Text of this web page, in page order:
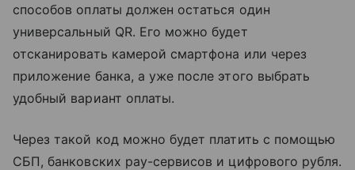
способов оплаты должен остаться один
универсальный QR. Его можно будет
отсканировать камерой смартфона или через
приложение банка, а уже после этого выбрать
удобный вариант оплаты.
Через такой код можно будет платить с помощью
СБП, банковских pay-сервисов и цифрового рубля.